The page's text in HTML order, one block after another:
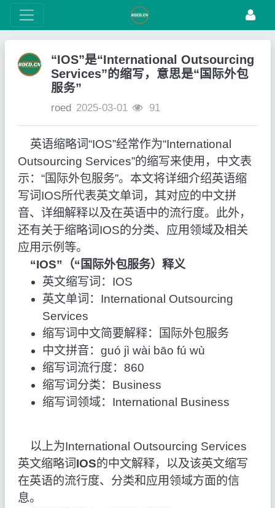
“IOS”是“International Outsourcing
Services”的缩写，意思是“国际外包
服务”
roed 2025-03-01 91
英语缩略词“IOS”经常作为“International
Outsourcing Services”的缩写来使用，中文表
示：“国际外包服务”。本文将详细介绍英语缩
写词IOS所代表英文单词，其对应的中文拼
音、详细解释以及在英语中的流行度。此外，
还有关于缩略词IOS的分类、应用领域及相关
应用示例等。
“IOS”（“国际外包服务）释义
英文缩写词：IOS
英文单词：International Outsourcing
Services
缩写词中文简要解释：国际外包服务
中文拼音：guó jì wài bāo fú wù
缩写词流行度：860
缩写词分类：Business
缩写词领域：International Business
以上为International Outsourcing Services
英文缩略词 IOS的中文解释，以及该英文缩写
在英语的流行度、分类和应用领域方面的信
息。